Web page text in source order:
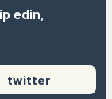
edin,
twitter